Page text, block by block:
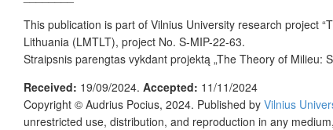
This publication is part of Vilnius University research project
Lithuania (LMTLT), project No. S-MIP-22-63.
Straipsnis parengtas vykdant projektą „The Theory of Milieu:
Received: 19/09/2024. Accepted: 11/11/2024
Copyright © Audrius Pocius, 2024. Published by Vilnius
unrestricted use, distribution, and reproduction in any